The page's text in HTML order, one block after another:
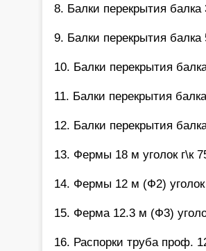
8. Балки перекрытия
9. Балки перекрытия
10. Балки перекрытия
11. Балки перекрытия
12. Балки перекрытия
13. Фермы 18 м уголок г\к
14. Фермы 12 м (Ф2)
15. Ферма 12.3 м (Ф3)
16. Распорки труба проф.